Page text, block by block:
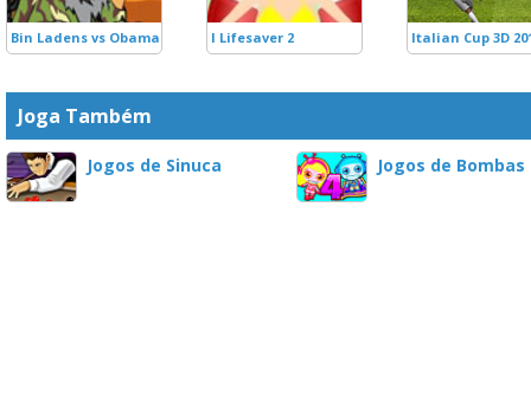
Bin Ladens vs Obama I Lifesaver 2 Italian Cup 3D
Joga Também
Jogos de Sinuca Jogos de Bombas